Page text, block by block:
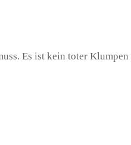
Es ist kein toter